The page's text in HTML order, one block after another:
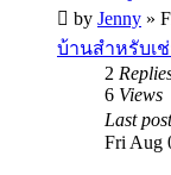
by Jenny »
บ้านสำหรับเ
2
6 Views
Last
Fri Aug